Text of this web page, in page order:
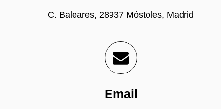
C. Baleares, 28937 Móstoles, Madrid
Email